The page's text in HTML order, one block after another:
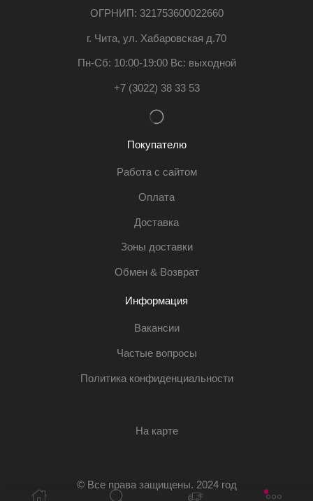
ОГРНИП: 321753600022660
г. Чита, ул. Хабаровская д.70
Пн-Сб: 10:00-19:00 Вс: выходной
+7 (3022) 38 33 53
Покупателю
Работа с сайтом
Оплата
Доставка
Зоны доставки
Обмен & Возврат
Информация
Вакансии
Частые вопросы
Политика конфиденциальности
На карте
© Все права защищены. 2024 год